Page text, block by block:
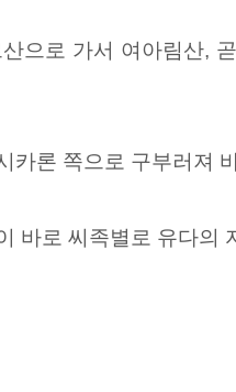
으로 가서 여아림산,
카론 쪽으로 구부러져
바로 씨족별로 유다의